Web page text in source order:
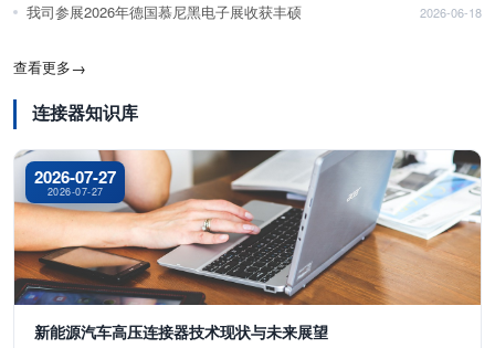
我司参展2026年德国慕尼黑电子展收获丰硕 2026-06-18
查看更多→
连接器知识库
2026-07-27
2026-07-27
新能源汽车高压连接器技术现状与未来展望